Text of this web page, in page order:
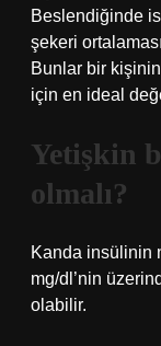
Beslendiğinde
şekeri
Bunlar bir
için en ideal
Yetişkin
olmalı?
Kanda insülinin
mg/dl’nin
olabilir.